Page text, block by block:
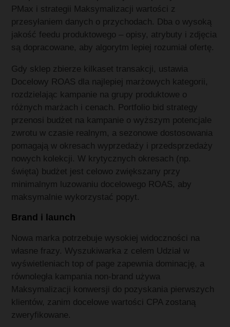
PMax i strategii Maksymalizacji wartości z
przesyłaniem danych o przychodach. Dba o wysoką
jakość feedu produktowego – opisy, atrybuty i zdjęcia
są dopracowane, aby algorytm lepiej rozumiał ofertę.
Gdy sklep zbierze kilkaset transakcji, ustawia
Docelowy ROAS dla najlepiej marżowych kategorii,
rozdzielając kampanie na grupy produktowe o
różnych marżach i cenach. Portfolio bid strategy
przenosi budżet na kampanie o wyższym potencjale
zwrotu w czasie realnym, a sezonowe dostosowania
pomagają w okresach wyprzedaży i przedsprzedaży
nowych kolekcji. W krytycznych okresach (np.
święta) budżet jest celowo zwiększany przy
minimalnym luzowaniu docelowego ROAS, aby
maksymalnie wykorzystać popyt.
Brand i launch
Nowa marka potrzebuje wysokiej widoczności na
własne frazy. Wyszukiwarka z celem Udział w
wyświetleniach top of page zapewnia dominację, a
równoległa kampania non-brand używa
Maksymalizacji konwersji do pozyskania pierwszych
klientów, zanim docelowe wartości CPA zostaną
zweryfikowane.